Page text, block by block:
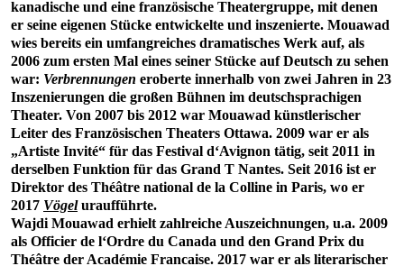
kanadische und eine französische Theatergruppe, mit denen
er seine eigenen Stücke entwickelte und inszenierte. Mouawad
wies bereits ein umfangreiches dramatisches Werk auf, als
2006 zum ersten Mal eines seiner Stücke auf Deutsch zu sehen
war: Verbrennungen eroberte innerhalb von zwei Jahren in 23
Inszenierungen die großen Bühnen im deutschsprachigen
Theater. Von 2007 bis 2012 war Mouawad künstlerischer
Leiter des Französischen Theaters Ottawa. 2009 war er als
„Artiste Invité“ für das Festival d‘Avignon tätig, seit 2011 in
derselben Funktion für das Grand T Nantes. Seit 2016 ist er
Direktor des Théâtre national de la Colline in Paris, wo er
2017 Vögeluraufführte.
Wajdi Mouawad erhielt zahlreiche Auszeichnungen, u.a. 2009
als Officier de l‘Ordre du Canada und den Grand Prix du
Théâtre der Académie Francaise. 2017 war er als literarischer